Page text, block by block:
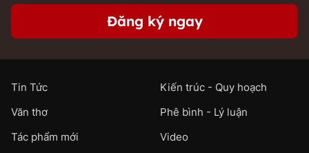
Đăng ký ngay
Tin Tức
Kiến trúc - Quy hoạch
Văn thơ
Phê bình - Lý luận
Tác phẩm mới
Video